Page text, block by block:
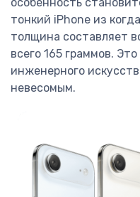
тонкий iPhone из
толщина составляет
всего 165 граммов.
инженерного
невесомым.